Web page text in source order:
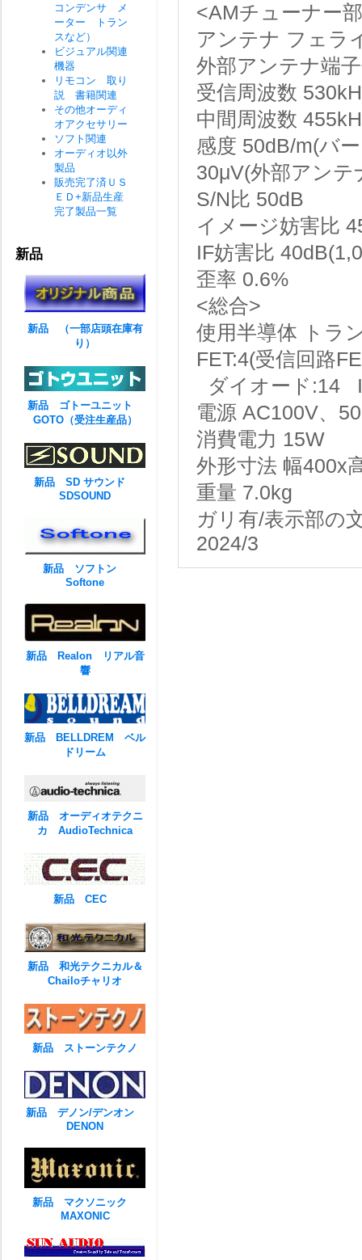
<AMチューナー
アンテナ フェラ
外部アンテナ端
受信周波数
中間周波数
感度 50dB/m(バ
30μV(外部アンテ
S/N比 50dB
イメージ妨害比
IF妨害比
歪率 0.6%
<総合>
使用半導体 トラ
FET:4(受信回路
ダイオード:14
電源 AC100V、
消費電力 15W
外形寸法 幅400x
重量 7.0kg
ガリ有/表示部の
2024/3
コンデンサ メ
ーター トラン
スなど）
ビジュアル関連
機器
リモコン 取り
説 書籍関連
その他オーディ
オアクセサリー
ソフト関連
オーディオ以外
製品
販売完了済ＵＳ
ＥＤ+新品生産
完了製品一覧
新品
新品 （一部店頭在庫有
り）
新品 ゴトーユニット
GOTO（受注生産品）
新品 SD サウンド
SDSOUND
新品 ソフトン
Softone
新品 Realon リアル音
響
新品 BELLDREM ベル
ドリーム
新品 オーディオテクニ
カ AudioTechnica
新品 CEC
新品 和光テクニカル＆
Chailoチャリオ
新品 ストーンテクノ
新品 デノン/デンオン
DENON
新品 マクソニック
MAXONIC